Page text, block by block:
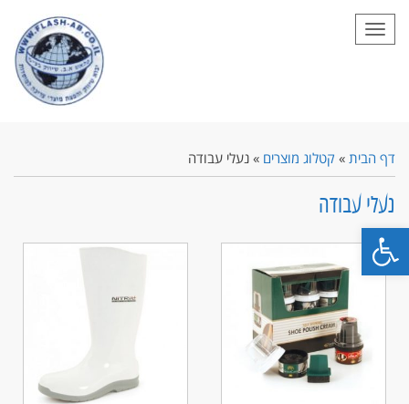
פתח סרגל נגישות
תפריט
דף הבית » קטלוג מוצרים » נעלי עבודה
נעלי עבודה